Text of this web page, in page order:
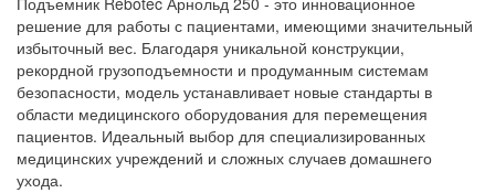
решение для работы с пациентами, имеющими значительный
избыточный вес. Благодаря уникальной конструкции,
рекордной грузоподъемности и продуманным системам
безопасности, модель устанавливает новые стандарты в
области медицинского оборудования для перемещения
пациентов. Идеальный выбор для специализированных
медицинских учреждений и сложных случаев домашнего
ухода.